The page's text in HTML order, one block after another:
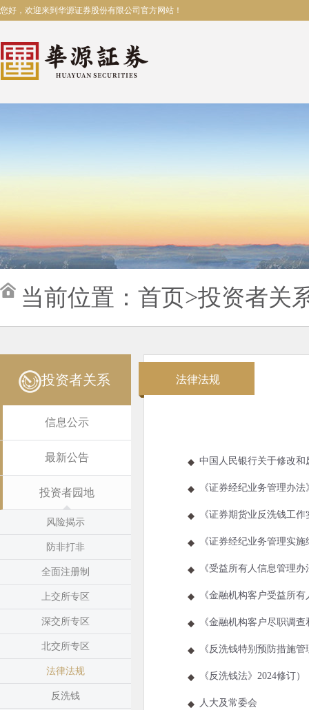
您好，欢迎来到华源证券股份有限公司官方网站！
当前位置： 首页>投资者关
投资者关系
信息公示
最新公告
投资者园地
风险揭示
防非打非
全面注册制
上交所专区
深交所专区
北交所专区
法律法规
反洗钱
法律法规
中国人民银行关于修改和
《证券经纪业务管理办法
《证券期货业反洗钱工
《证券经纪业务管理实施
《受益所有人信息管理
《金融机构客户受益所
《金融机构客户尽职调
《反洗钱特别预防措施
《反洗钱法》2024修订）
人大及常委会